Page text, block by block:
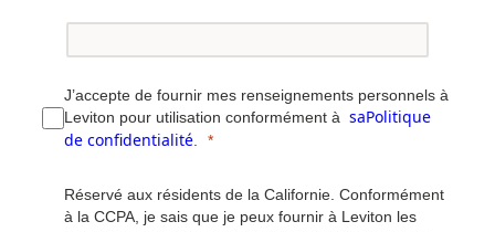
J’accepte de fournir mes renseignements personnels à
Leviton pour utilisation conformément à saPolitique
de confidentialité
Réservé aux résidents de la Californie. Conformément
à la CCPA, je sais que je peux fournir à Leviton les